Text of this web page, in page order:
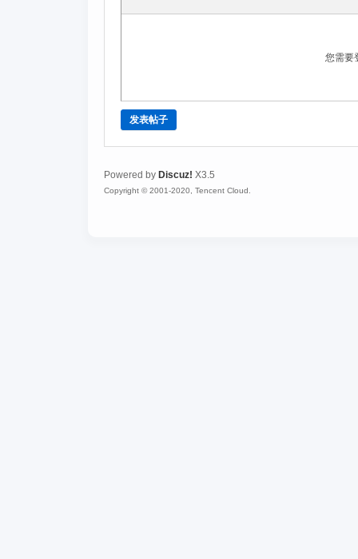
您需要
发表帖子
Powered by Discuz! X3.5
Copyright © 2001-2020, Tencent Cloud.